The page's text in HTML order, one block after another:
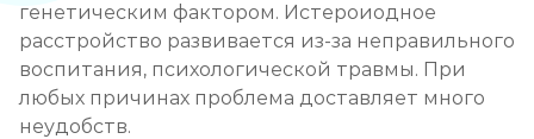
генетическим фактором. Истероиодное
расстройство развивается из-за неправильного
воспитания, психологической травмы. При
любых причинах проблема доставляет много
неудобств.